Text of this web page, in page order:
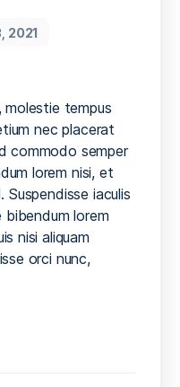
2021
molestie tempus
nec placerat
commodo semper
lorem nisi, et
iaculis
lorem
nisi aliquam
orci nunc,